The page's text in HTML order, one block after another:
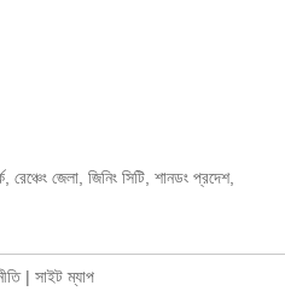
রেঞ্চেং জেলা, জিনিং সিটি, শানডং প্রদেশ,
| সাইট ম্যাপ